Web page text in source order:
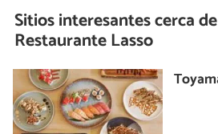
Sitios interesantes cerca de
Restaurante Lasso